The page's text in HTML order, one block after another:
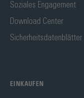
Soziales Engagement
Download Center
Sicherheitsdatenblätter
EINKAUFEN